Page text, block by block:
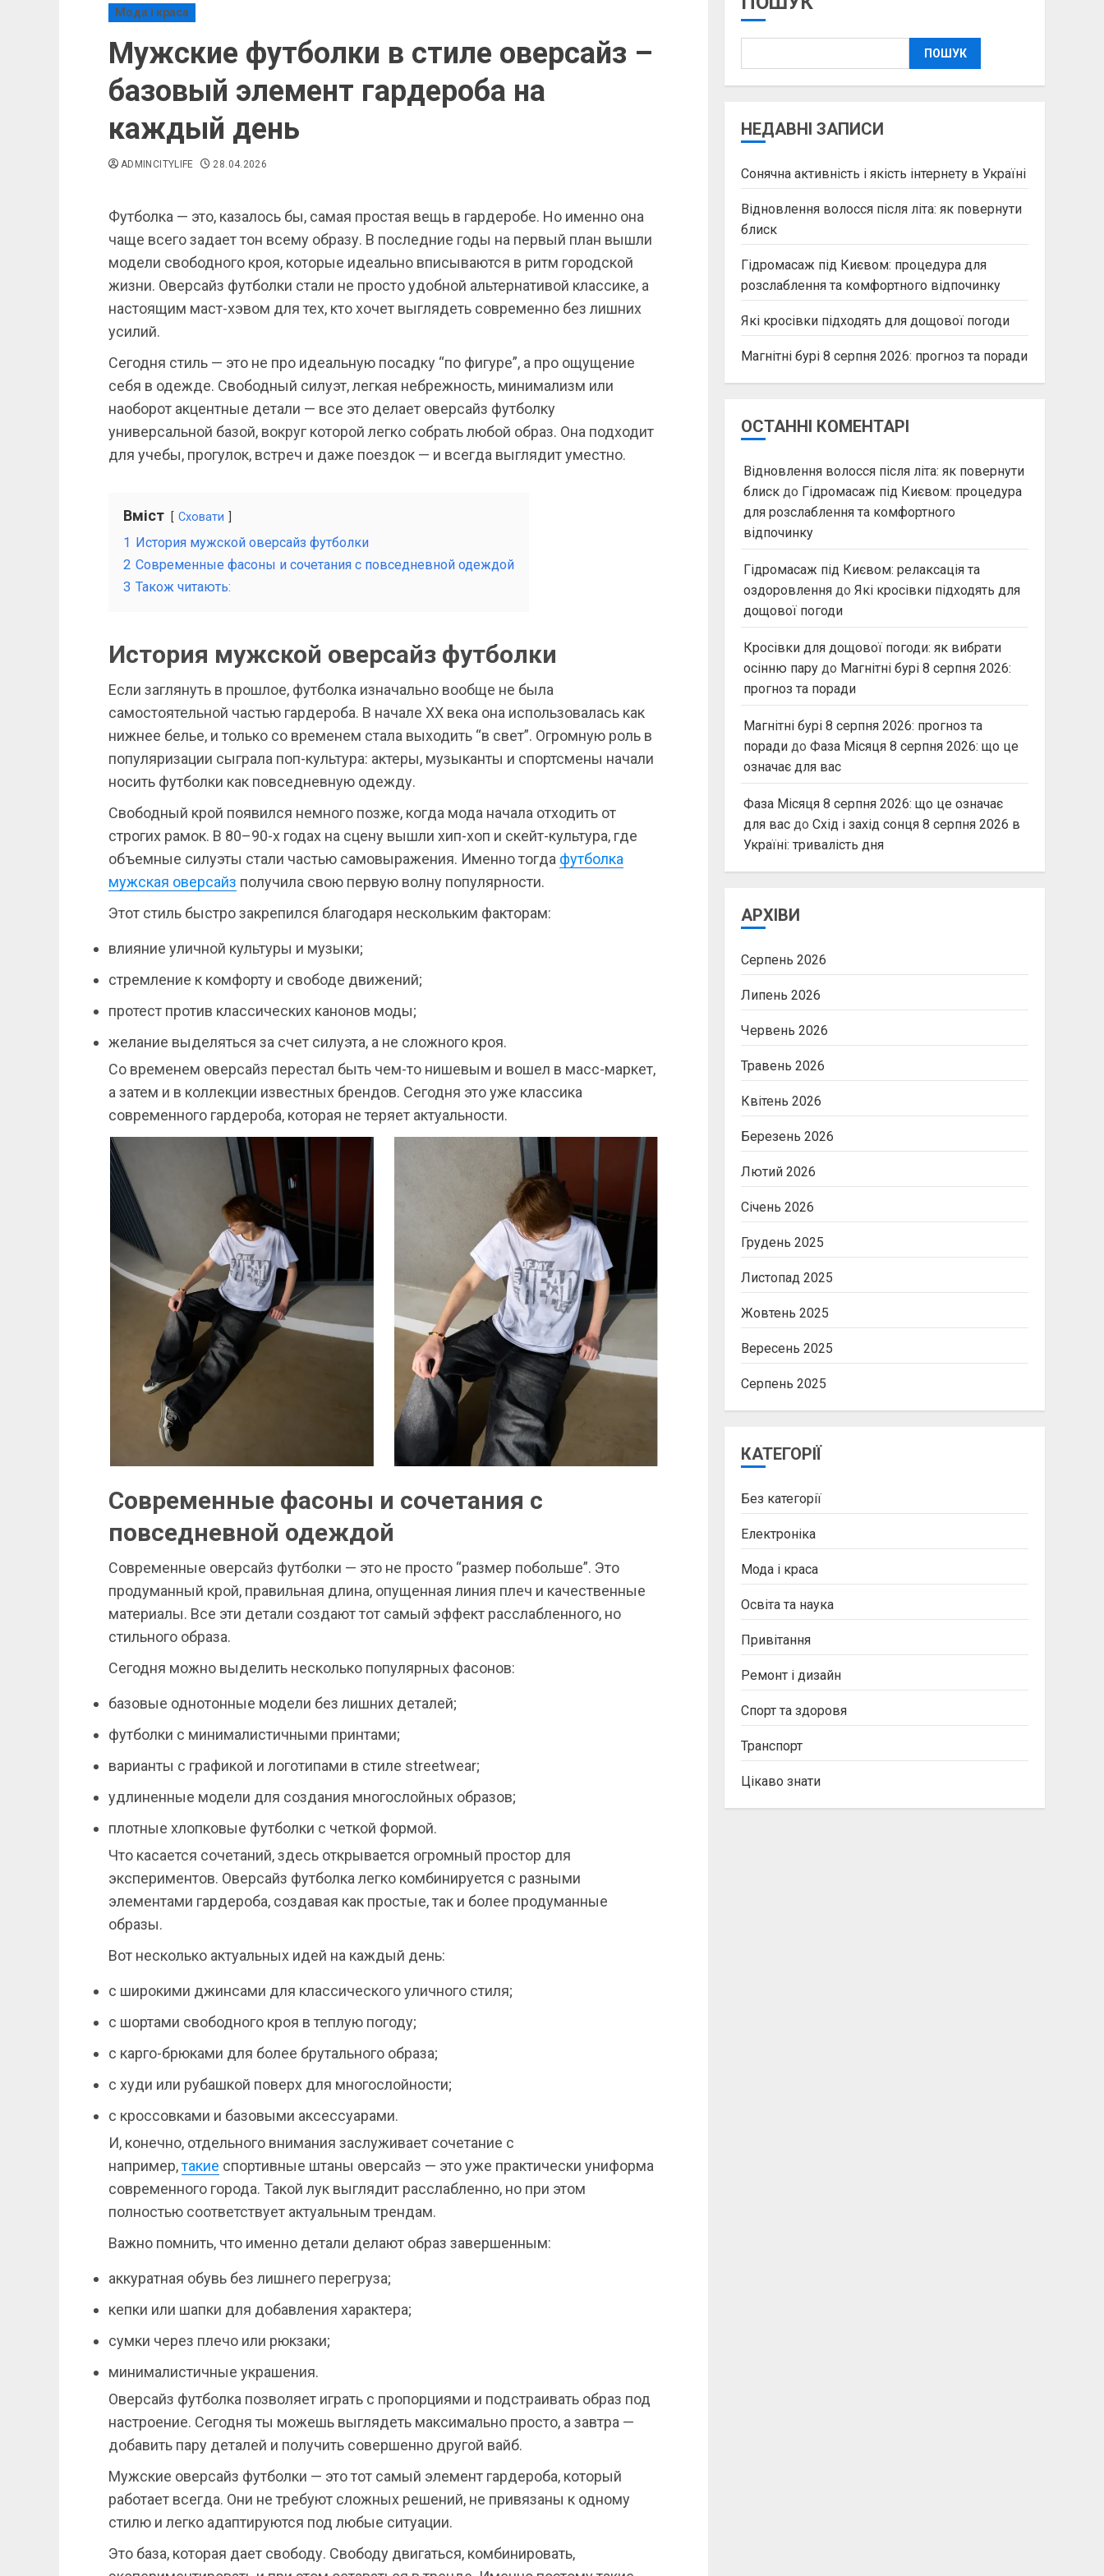
Мода і краса
Мужские футболки в стиле оверсайз –
базовый элемент гардероба на
каждый день
ADMINCITYLIFE 28.04.2026
Футболка — это, казалось бы, самая простая вещь в гардеробе. Но именно она
чаще всего задает тон всему образу. В последние годы на первый план вышли
модели свободного кроя, которые идеально вписываются в ритм городской
жизни. Оверсайз футболки стали не просто удобной альтернативой классике, а
настоящим маст-хэвом для тех, кто хочет выглядеть современно без лишних
усилий.
Сегодня стиль — это не про идеальную посадку “по фигуре”, а про ощущение
себя в одежде. Свободный силуэт, легкая небрежность, минимализм или
наоборот акцентные детали — все это делает оверсайз футболку
универсальной базой, вокруг которой легко собрать любой образ. Она подходит
для учебы, прогулок, встреч и даже поездок — и всегда выглядит уместно.
Вміст Сховати
1 История мужской оверсайз футболки
2 Современные фасоны и сочетания с повседневной одеждой
3 Також читають:
История мужской оверсайз футболки
Если заглянуть в прошлое, футболка изначально вообще не была
самостоятельной частью гардероба. В начале XX века она использовалась как
нижнее белье, и только со временем стала выходить “в свет”. Огромную роль в
популяризации сыграла поп-культура: актеры, музыканты и спортсмены начали
носить футболки как повседневную одежду.
Свободный крой появился немного позже, когда мода начала отходить от
строгих рамок. В 80–90-х годах на сцену вышли хип-хоп и скейт-культура, где
объемные силуэты стали частью самовыражения. Именно тогда футболка
мужская оверсайз получила свою первую волну популярности.
Этот стиль быстро закрепился благодаря нескольким факторам:
влияние уличной культуры и музыки;
стремление к комфорту и свободе движений;
протест против классических канонов моды;
желание выделяться за счет силуэта, а не сложного кроя.
Со временем оверсайз перестал быть чем-то нишевым и вошел в масс-маркет,
а затем и в коллекции известных брендов. Сегодня это уже классика
современного гардероба, которая не теряет актуальности.
Современные фасоны и сочетания с
повседневной одеждой
Современные оверсайз футболки — это не просто “размер побольше”. Это
продуманный крой, правильная длина, опущенная линия плеч и качественные
материалы. Все эти детали создают тот самый эффект расслабленного, но
стильного образа.
Сегодня можно выделить несколько популярных фасонов:
базовые однотонные модели без лишних деталей;
футболки с минималистичными принтами;
варианты с графикой и логотипами в стиле streetwear;
удлиненные модели для создания многослойных образов;
плотные хлопковые футболки с четкой формой.
Что касается сочетаний, здесь открывается огромный простор для
экспериментов. Оверсайз футболка легко комбинируется с разными
элементами гардероба, создавая как простые, так и более продуманные
образы.
Вот несколько актуальных идей на каждый день:
с широкими джинсами для классического уличного стиля;
с шортами свободного кроя в теплую погоду;
с карго-брюками для более брутального образа;
с худи или рубашкой поверх для многослойности;
с кроссовками и базовыми аксессуарами.
И, конечно, отдельного внимания заслуживает сочетание с
например,такие спортивные штаны оверсайз — это уже практически униформа
современного города. Такой лук выглядит расслабленно, но при этом
полностью соответствует актуальным трендам.
Важно помнить, что именно детали делают образ завершенным:
аккуратная обувь без лишнего перегруза;
кепки или шапки для добавления характера;
сумки через плечо или рюкзаки;
минималистичные украшения.
Оверсайз футболка позволяет играть с пропорциями и подстраивать образ под
настроение. Сегодня ты можешь выглядеть максимально просто, а завтра —
добавить пару деталей и получить совершенно другой вайб.
Мужские оверсайз футболки — это тот самый элемент гардероба, который
работает всегда. Они не требуют сложных решений, не привязаны к одному
стилю и легко адаптируются под любые ситуации.
Это база, которая дает свободу. Свободу двигаться, комбинировать,
ПОШУК
НЕДАВНІ ЗАПИСИ
Сонячна активність і якість інтернету в Україні
Відновлення волосся після літа: як повернути
блиск
Гідромасаж під Києвом: процедура для
розслаблення та комфортного відпочинку
Які кросівки підходять для дощової погоди
Магнітні бурі 8 серпня 2026: прогноз та поради
ОСТАННІ КОМЕНТАРІ
Відновлення волосся після літа: як повернути
блискдо Гідромасаж під Києвом: процедура
для розслаблення та комфортного
відпочинку
Гідромасаж під Києвом: релаксація та
оздоровленнядо Які кросівки підходять для
дощової погоди
Кросівки для дощової погоди: як вибрати
осінню парудо Магнітні бурі 8 серпня 2026:
прогноз та поради
Магнітні бурі 8 серпня 2026: прогноз та
порадидо Фаза Місяця 8 серпня 2026: що це
означає для вас
Фаза Місяця 8 серпня 2026: що це означає
для васдо Схід і захід сонця 8 серпня 2026 в
Україні: тривалість дня
АРХІВИ
Серпень 2026
Липень 2026
Червень 2026
Травень 2026
Квітень 2026
Березень 2026
Лютий 2026
Січень 2026
Грудень 2025
Листопад 2025
Жовтень 2025
Вересень 2025
Серпень 2025
КАТЕГОРІЇ
Без категорії
Електроніка
Мода і краса
Освіта та наука
Привітання
Ремонт і дизайн
Спорт та здоровя
Транспорт
Цікаво знати